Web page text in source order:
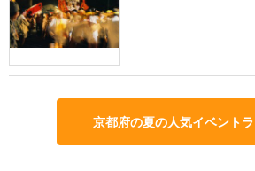
京都府の夏の人気イベント